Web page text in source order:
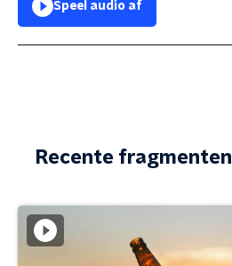
Speel audio af
Recente fragmenten